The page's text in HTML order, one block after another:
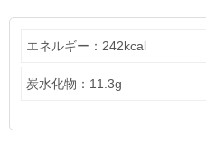
エネルギー：242kcal
炭水化物：11.3g